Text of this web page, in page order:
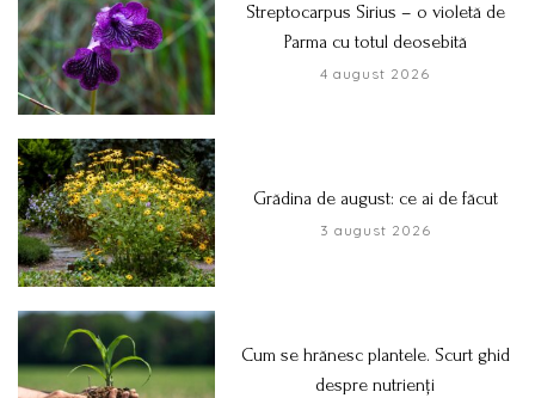
Streptocarpus Sirius – o violetă de
Parma cu totul deosebită
4 august 2026
Grădina de august: ce ai de făcut
3 august 2026
Cum se hrănesc plantele. Scurt ghid
despre nutrienți